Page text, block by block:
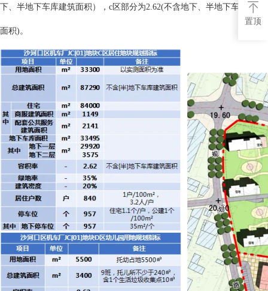
下、半地下车库建筑面积），c区部分为2.62(不含地下、半地下车库建筑
面积)。
置顶